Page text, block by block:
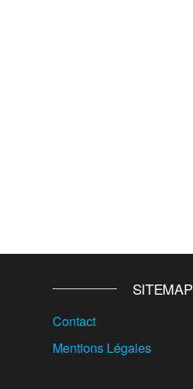
SITEMAP
Contact
Mentions Légales